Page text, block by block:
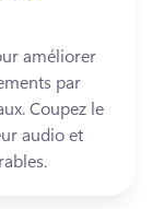
améliorer
par
Coupez le
audio et